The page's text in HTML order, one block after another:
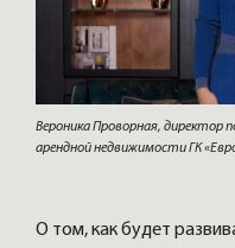
Вероника Проворная, директор
арендной недвижимости ГК
О том, как будет